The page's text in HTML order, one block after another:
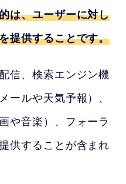
は、ユーザーに対し
提供することです。
信、検索エンジン機
ールや天気予報）、
や音楽）、フォーラ
供することが含まれ